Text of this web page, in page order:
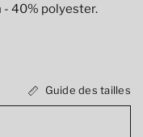
40% polyester.
Guide des tailles